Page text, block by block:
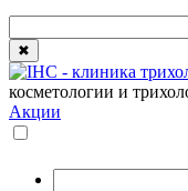
✖
косметологии и
Акции